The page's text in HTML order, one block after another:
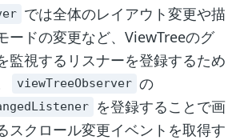
では全体のレイアウト変更や描
ードの変更など、ViewTreeのグ
監視するリスナーを登録するため
viewTreeObserver の
を登録することで画
スクロール変更イベントを取得す